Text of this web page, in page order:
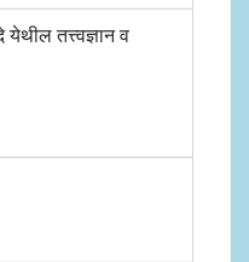
येथील तत्त्वज्ञान व